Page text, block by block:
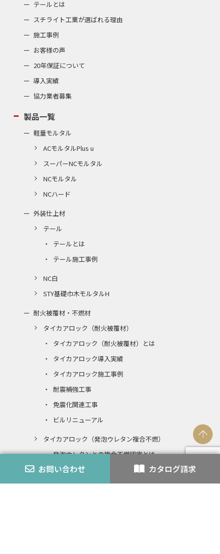
お問い合わせ カタログ請求
テールとは
スチライト工業が選ばれる理由
施工事例
お客様の声
20年保証について
導入実績
協力業者募集
製品一覧
軽量モルタル
ACモルタルPlus u
スーパーNCモルタル
NCモルタル
NCハード
外装仕上材
テール
テールとは
テール施工事例
NC白
STY基礎巾木モルタルH
耐火被覆材・不燃材
タイカアロック（耐火被覆材）
タイカアロック（耐火被覆材）とは
タイカアロック導入実績
タイカアロック施工事例
耐震補強工事
免震化関連工事
ビルリニューアル
タイカアロック（発泡ウレタン複合不燃）
発泡ウレタンとの複合不燃認定とは
エコアロック